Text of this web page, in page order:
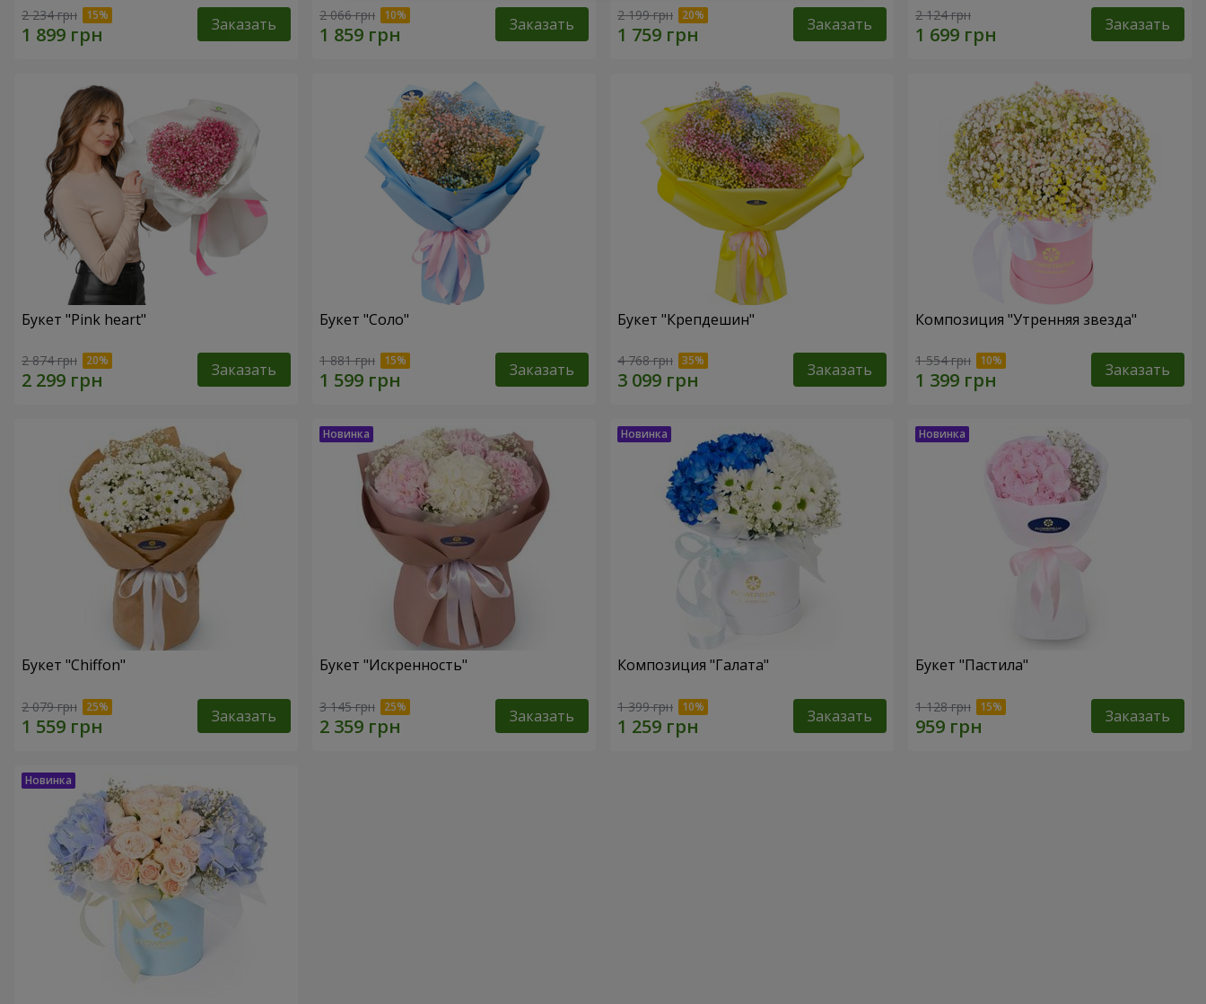
2 234 грн Заказать 2 066 грн Заказать 2 199 грн Заказать 2 124 грн Заказать
Букет "Pink heart"
2 874 грн Заказать
Букет "Соло"
1 881 грн Заказать
Букет "Крепдешин"
4 768 грн Заказать
Композиция "Утренняя звезда"
1 554 грн Заказать
Букет "Chiffon"
2 079 грн Заказать
Букет "Искренность"
3 145 грн Заказать
Композиция "Галата"
1 399 грн Заказать
Букет "Пастила"
1 128 грн Заказать